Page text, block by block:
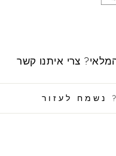
צרי איתנו קשר
נשמח לעזור